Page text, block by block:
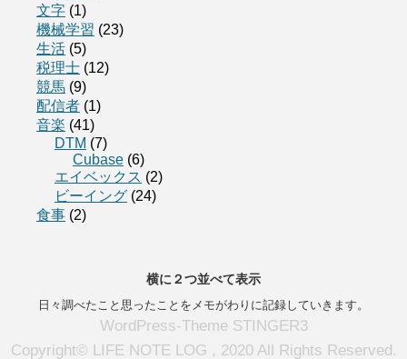
文字 (1)
機械学習 (23)
生活 (5)
税理士 (12)
競馬 (9)
配信者 (1)
音楽 (41)
DTM (7)
Cubase (6)
エイベックス (2)
ビーイング (24)
食事 (2)
横に２つ並べて表示
日々調べたこと思ったことをメモがわりに記録していきます。
WordPress-Theme STINGER3
Copyright© LIFE NOTE LOG , 2020 All Rights Reserved.